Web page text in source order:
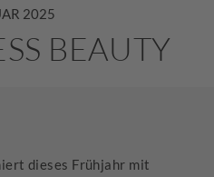
2025
BEAUTY
dieses Frühjahr mit